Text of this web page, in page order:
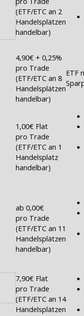
(ETF/ETC an 2
Handelsplätzen
handelbar)
4,90€ + 0,25%
pro Trade
(ETF/ETC an 8
Handelsplätzen
handelbar)
ETF
1,00€ Flat
pro Trade
(ETF/ETC an 1
Handelsplatz
handelbar)
ab 0,00€
pro Trade
(ETF/ETC an 11
Handelsplätzen
handelbar)
7,90€ Flat
pro Trade
(ETF/ETC an 14
Handelsplätzen